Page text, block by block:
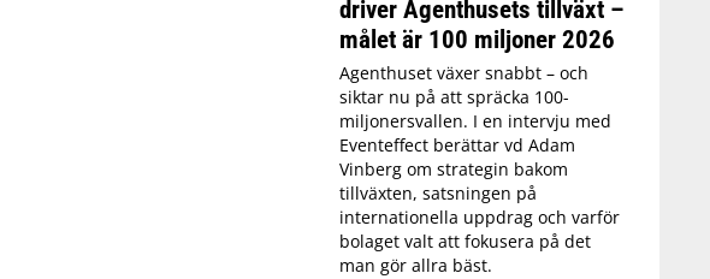
driver Agenthusets tillväxt –
målet är 100 miljoner 2026
Agenthuset växer snabbt – och
siktar nu på att spräcka 100-
miljonersvallen. I en intervju med
Eventeffect berättar vd Adam
Vinberg om strategin bakom
tillväxten, satsningen på
internationella uppdrag och varför
bolaget valt att fokusera på det
man gör allra bäst.